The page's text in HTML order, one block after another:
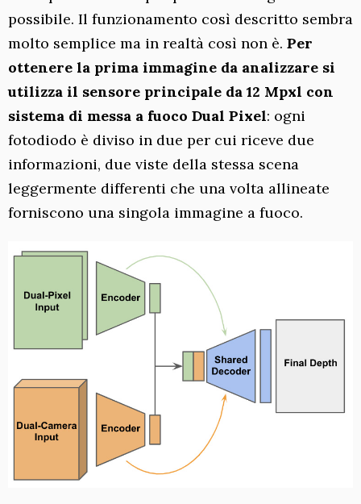
possibile. Il funzionamento così descritto sembra
molto semplice ma in realtà così non è. Per
ottenere la prima immagine da analizzare si
utilizza il sensore principale da 12 Mpxl con
sistema di messa a fuoco Dual Pixel: ogni
fotodiodo è diviso in due per cui riceve due
informazioni, due viste della stessa scena
leggermente differenti che una volta allineate
forniscono una singola immagine a fuoco.